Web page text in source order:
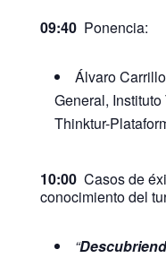
09:40 Ponencia:
Álvaro
General,
Thinktur-
10:00 Casos de
conocimiento del
“